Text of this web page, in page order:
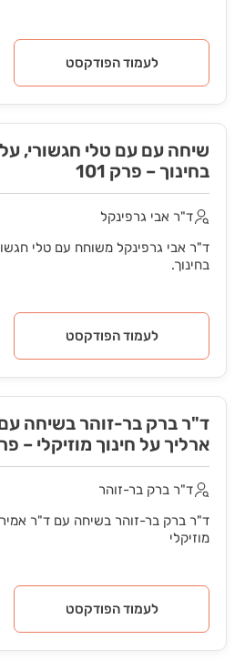
לעמוד הפודקסט
שיחה עם עם טלי חגשורי, על
בחינוך – פרק 101
ד"ר אבי גרפינקל
ד"ר אבי גרפינקל משוחח עם טלי
בחינוך.
לעמוד הפודקסט
ד"ר ברק בר-זוהר בשיחה
ארליך על חינוך מוזיקלי – פרק
ד"ר ברק בר-זוהר
ד"ר ברק בר-זוהר בשיחה עם ד"ר
מוזיקלי
לעמוד הפודקסט